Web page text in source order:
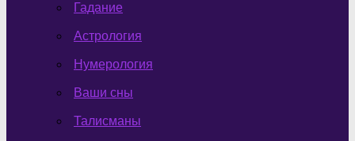
Гадание
Астрология
Нумерология
Ваши сны
Талисманы